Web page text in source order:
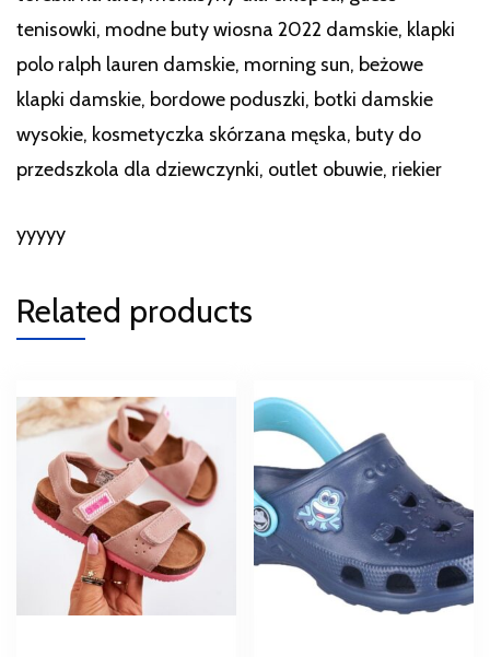
tenisowki, modne buty wiosna 2022 damskie, klapki
polo ralph lauren damskie, morning sun, beżowe
klapki damskie, bordowe poduszki, botki damskie
wysokie, kosmetyczka skórzana męska, buty do
przedszkola dla dziewczynki, outlet obuwie, riekier
yyyyy
Related products